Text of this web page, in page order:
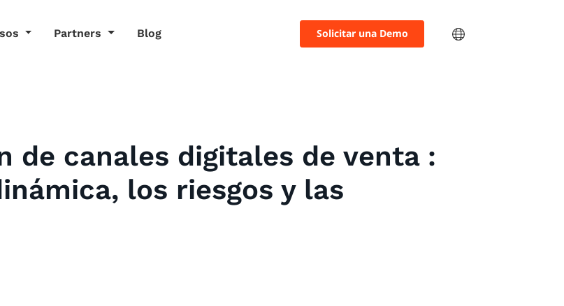
Partners Blog Solicitar una Demo
de canales digitales de venta :
los riesgos y las